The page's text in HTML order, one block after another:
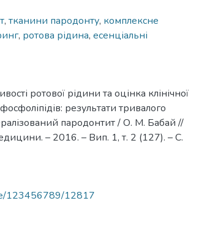
, тканини пародонту, комплексне
, ротова рідина, есенціальні
ротової рідини та оцінка клінічної
результати тривалого
пародонтит / О. М. Бабай //
– 2016. – Вип. 1, т. 2 (127). – С.
123456789/12817